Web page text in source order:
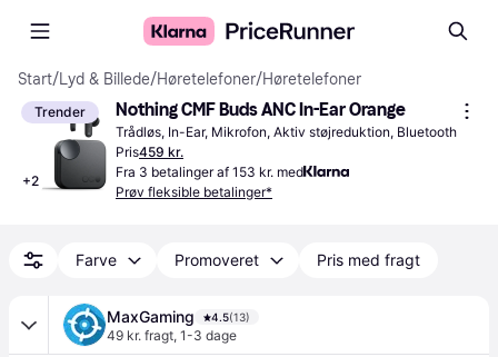
Start/Lyd & Billede/Høretelefoner/Høretelefoner
Trender
+2
Nothing CMF Buds ANC In-Ear Orange
Trådløs, In-Ear, Mikrofon, Aktiv støjreduktion, Bluetooth
Pris459 kr.
Fra 3 betalinger af 153 kr. med
Prøv fleksible betalinger*
Farve Promoveret Pris med fragt
MaxGaming 4.5(13)
49 kr. fragt, 1-3 dage